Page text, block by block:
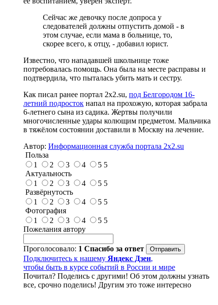
Сейчас же девочку после допроса у
следователей должны отпустить домой - в
этом случае, если мама в больнице, то,
скорее всего, к отцу, - добавил юрист.
Известно, что нападавшей школьнице тоже
потребовалась помощь. Она была на месте расправы и
подтвердила, что пыталась убить мать и сестру.
Как писал ранее портал 2х2.su, под Белгородом 16-
летний подросток напал на прохожую, которая забрала
6-летнего сына из садика. Жертвы получили
многочисленные удары колющим предметом. Мальчика
в тяжёлом состоянии доставили в Москву на лечение.
Автор: Информационная служба портала 2x2.su
Польза
1
2 3 4 5 5
Актуальность
1
2 3 4 5 5
Развёрнутость
1
2 3 4 5 5
Фотография
1
2 3 4 5 5
Пожелания автору
Проголосовало: 1 Спасибо за ответ
Подключитесь к нашему Яндекс Дзен,
чтобы быть в курсе событий в России и мире
Почитал? Поделись с другими! Об этом должны узнать
все, срочно поделись! Другим это тоже интересно